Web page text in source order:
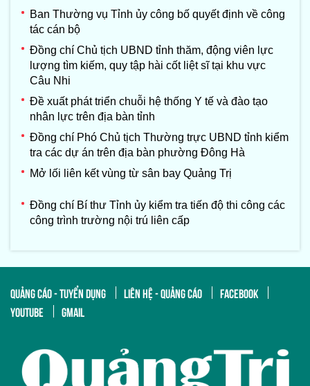
Ban Thường vụ Tỉnh ủy công bố quyết định về công
tác cán bộ
Đồng chí Chủ tịch UBND tỉnh thăm, động viên lực
lượng tìm kiếm, quy tập hài cốt liệt sĩ tại khu vực
Câu Nhi
Đề xuất phát triển chuỗi hệ thống Y tế và đào tạo
nhân lực trên địa bàn tỉnh
Đồng chí Phó Chủ tịch Thường trực UBND tỉnh kiểm
tra các dự án trên địa bàn phường Đông Hà
Mở lối liên kết vùng từ sân bay Quảng Trị
Đồng chí Bí thư Tỉnh ủy kiểm tra tiến độ thi công các
công trình trường nội trú liên cấp
QUẢNG CÁO - TUYỂN DỤNG LIÊN HỆ - QUẢNG CÁO
FACEBOOK
YOUTUBE
GMAIL